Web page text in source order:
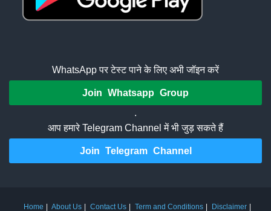
WhatsApp पर टेस्ट पाने के लिए अभी जॉइन करें
Join Whatsapp Group
.
आप हमारे Telegram Channel में भी जुड़ सकते हैं
Join Telegram Channel
Home About Us Contact Us Term and Conditions Disclaimer